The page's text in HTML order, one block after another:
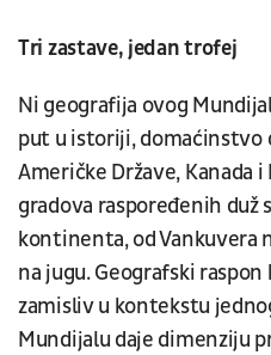
Tri zastave, jedan trofej
Ni geografija ovog
put u istoriji, domaćinstvo
Američke Države, Kanada i
gradova raspoređenih duž
kontinenta, od Vankuvera
na jugu. Geografski
zamisliv u kontekstu
Mundijalu daje dimenziju